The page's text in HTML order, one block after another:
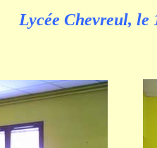
Lycée Chevreul, le